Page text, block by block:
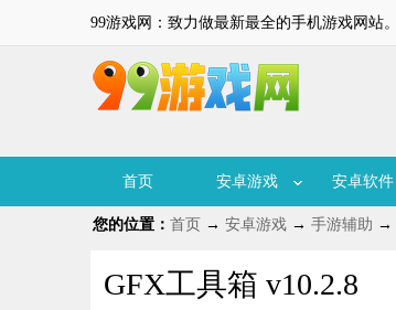
99游戏网：致力做最新最全的手机游戏网站。
首页 安卓游戏 安卓软件
您的位置： 首页 → 安卓游戏 → 手游辅助 →
GFX工具箱 v10.2.8